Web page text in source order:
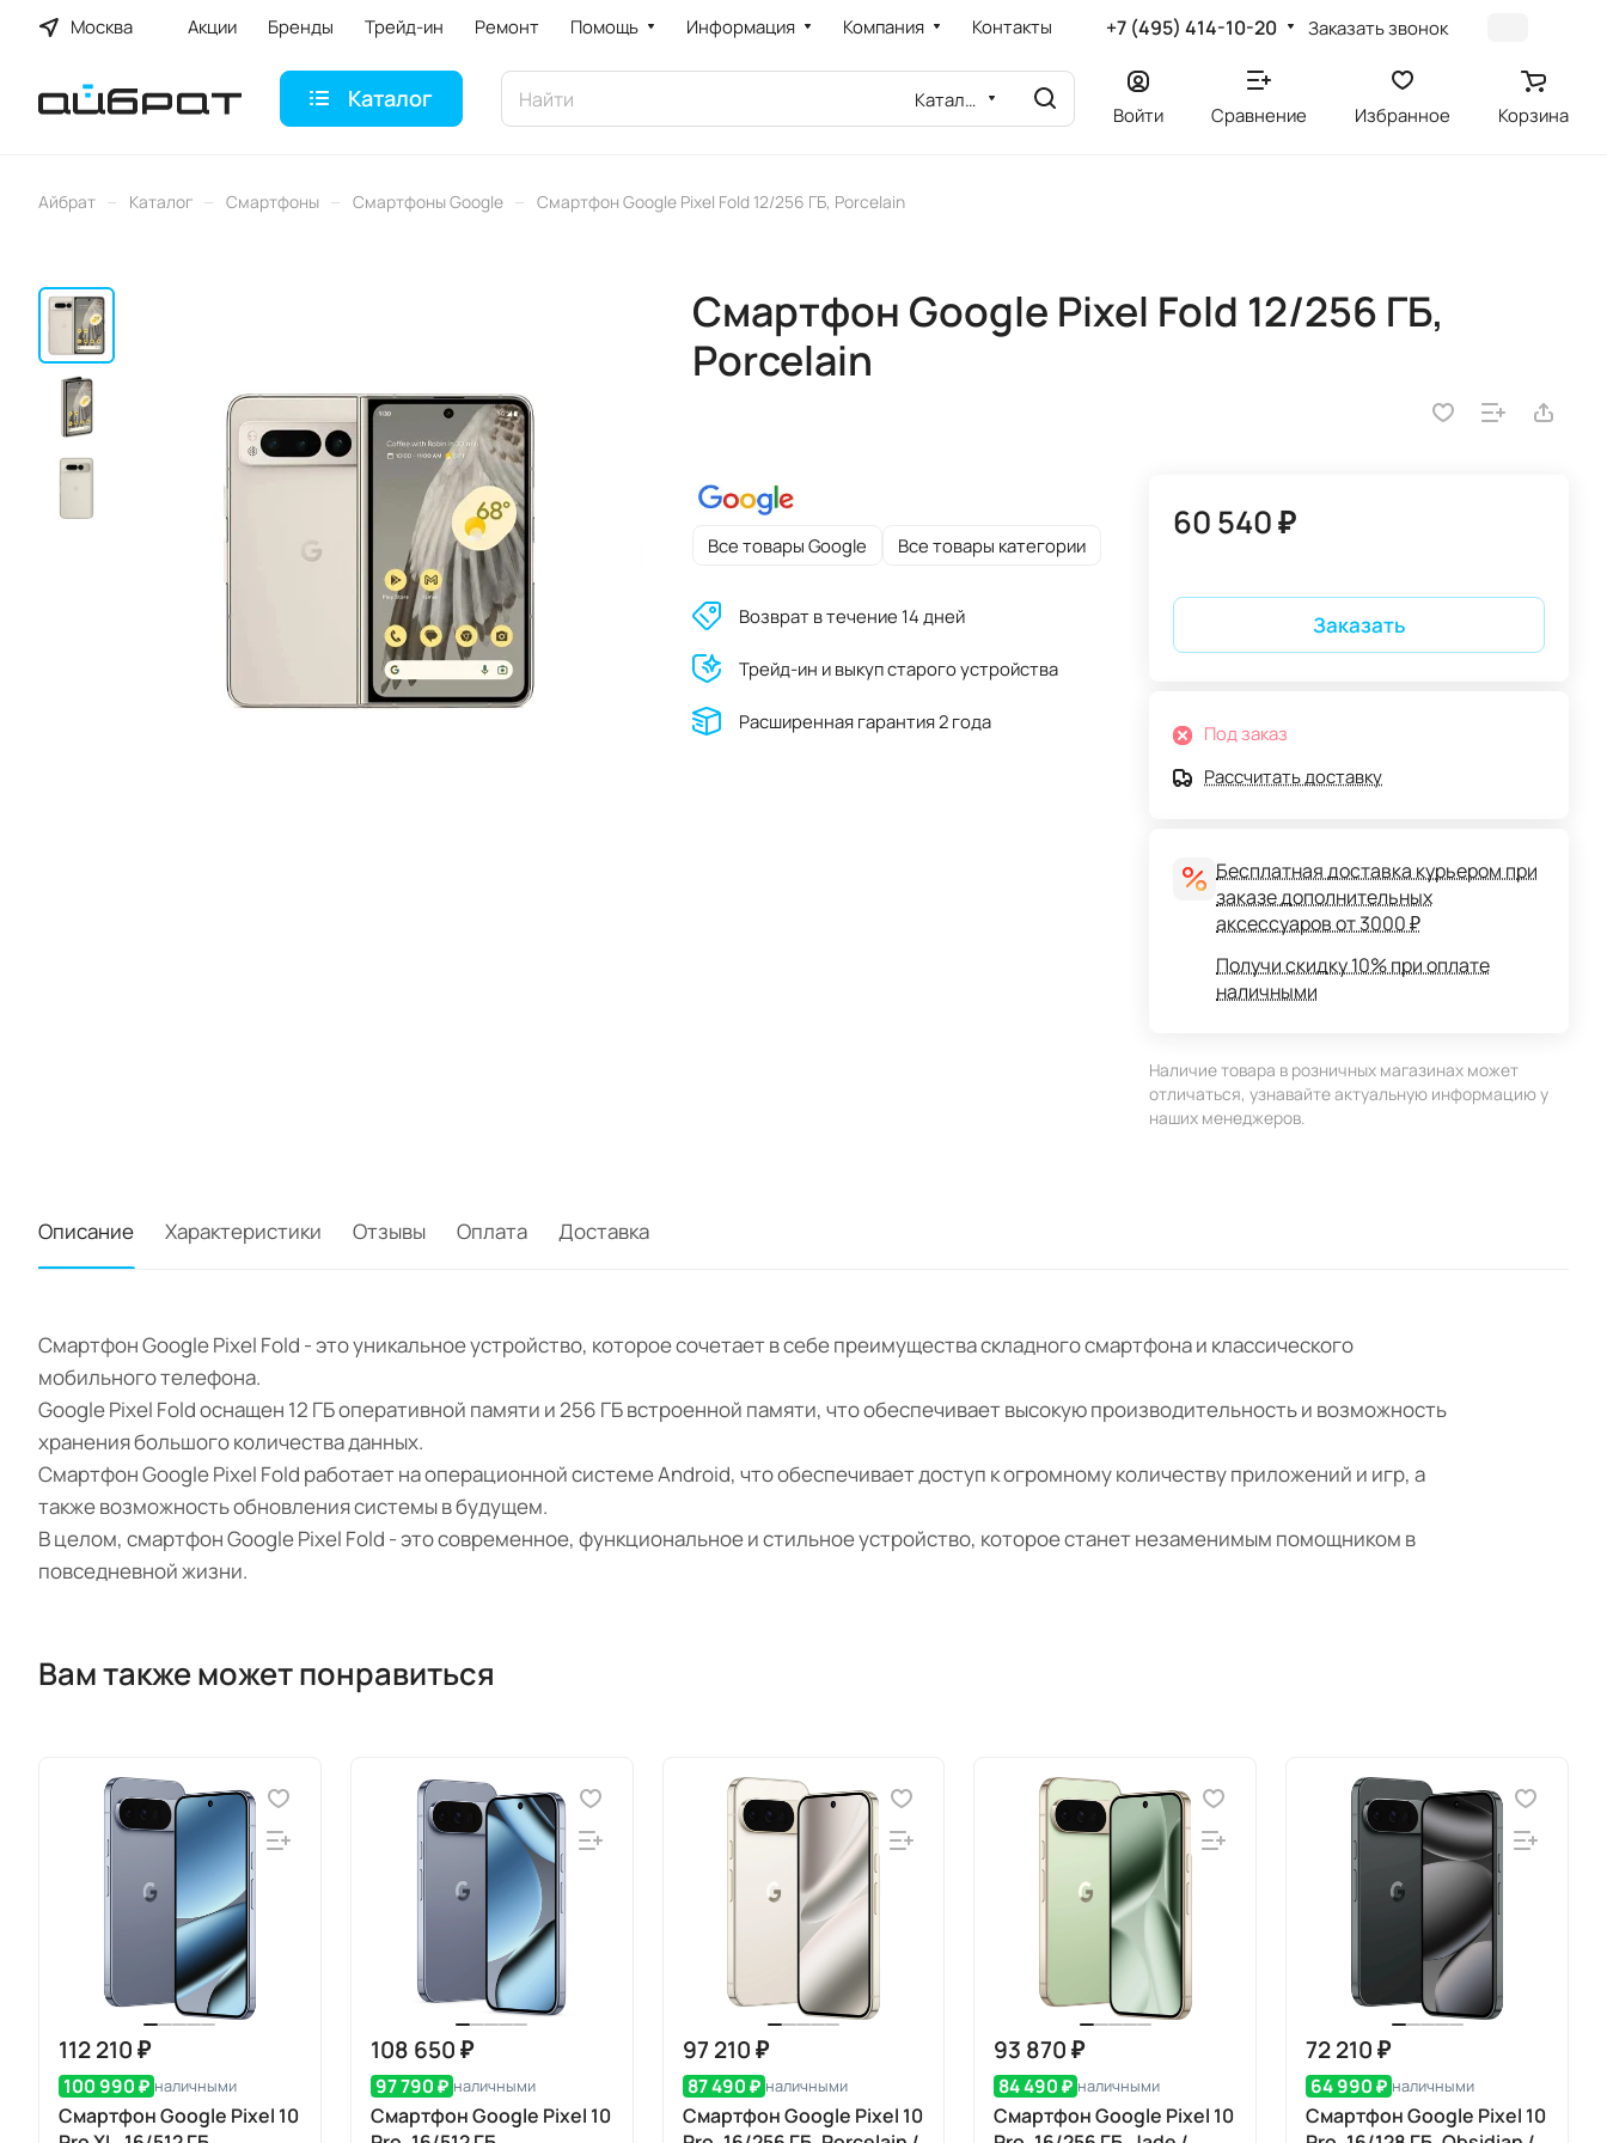
Москва Акции Бренды Трейд-ин Ремонт Помощь Информация Компания Контакты +7 (495) 414-10-20 Заказать звонок
Каталог Каталог
Войти Сравнение Избранное Корзина
Айбрат – Каталог – Смартфоны – Смартфоны Google – Смартфон Google Pixel Fold 12/256 ГБ, Porcelain
Смартфон Google Pixel Fold 12/256 ГБ,
Porcelain
Все товары Google Все товары категории
Возврат в течение 14 дней
Трейд-ин и выкуп старого устройства
Расширенная гарантия 2 года
60 540 ₽
Заказать
Под заказ
Рассчитать доставку
Бесплатная доставка курьером при
заказе дополнительных
аксессуаров от 3000 ₽
Получи скидку 10% при оплате
наличными
Наличие товара в розничных магазинах может
отличаться, узнавайте актуальную информацию у
наших менеджеров.
Описание Характеристики Отзывы Оплата Доставка
Смартфон Google Pixel Fold - это уникальное устройство, которое сочетает в себе преимущества складного смартфона и классического
мобильного телефона.
Google Pixel Fold оснащен 12 ГБ оперативной памяти и 256 ГБ встроенной памяти, что обеспечивает высокую производительность и возможность
хранения большого количества данных.
Смартфон Google Pixel Fold работает на операционной системе Android, что обеспечивает доступ к огромному количеству приложений и игр, а
также возможность обновления системы в будущем.
В целом, смартфон Google Pixel Fold - это современное, функциональное и стильное устройство, которое станет незаменимым помощником в
повседневной жизни.
Вам также может понравиться
112 210 ₽
100 990 ₽ наличными
Смартфон Google Pixel 10
108 650 ₽
97 790 ₽ наличными
Смартфон Google Pixel 10
97 210 ₽
87 490 ₽ наличными
Смартфон Google Pixel 10
93 870 ₽
84 490 ₽ наличными
Смартфон Google Pixel 10
72 210 ₽
64 990 ₽ наличными
Смартфон Google Pixel 10